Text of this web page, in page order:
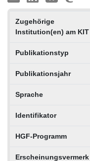
Zugehörige
Institution(en) am KIT
Publikationstyp
Publikationsjahr
Sprache
Identifikator
HGF-Programm
Erscheinungsvermerk